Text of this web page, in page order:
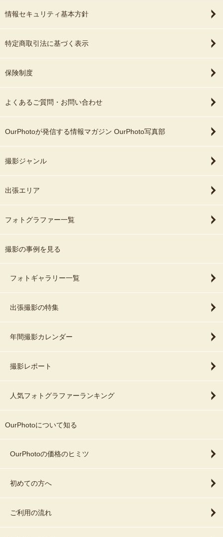
情報セキュリティ基本方針
特定商取引法に基づく表示
保険制度
よくあるご質問・お問い合わせ
OurPhotoが発信する情報マガジン OurPhoto写真部
撮影ジャンル
出張エリア
フォトグラファー一覧
撮影の事例を見る
フォトギャラリー一覧
出張撮影の特集
年間撮影カレンダー
撮影レポート
人気フォトグラファーランキング
OurPhotoについて知る
OurPhotoの価格のヒミツ
初めての方へ
ご利用の流れ